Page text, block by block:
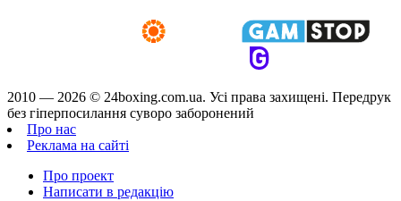
2010 — 2026 © 24boxing.com.ua. Усi права захищенi. Передрук
без гіперпосилання суворо заборонений
Про нас
Реклама на сайті
Про проект
Написати в редакцію